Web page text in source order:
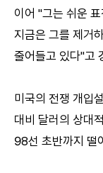
이어 "그는 쉬운
지금은 그를 제거
줄어들고 있다"고
미국의 전쟁 개입
대비 달러의 상대
98선 초반까지 떨